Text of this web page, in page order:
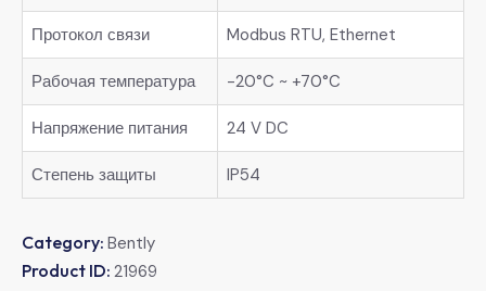
Протокол связи Modbus RTU, Ethernet
Рабочая температура -20°C ~ +70°C
Напряжение питания 24 V DC
Степень защиты IP54
Category: Bently
Product ID: 21969